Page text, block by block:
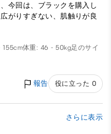
今回は、ブラックを購入し
がりすぎない、肌触りが良
155cm体重: 46 - 50kg足のサイ
報告 役に立った 0
さらに表示